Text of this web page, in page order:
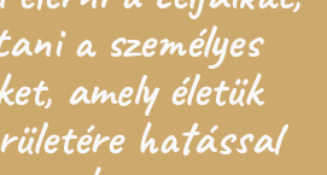
a személyes
amely életük
hatással